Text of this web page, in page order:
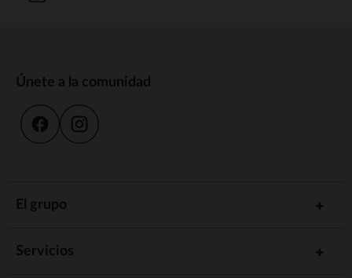
Únete a la comunidad
El grupo
Servicios